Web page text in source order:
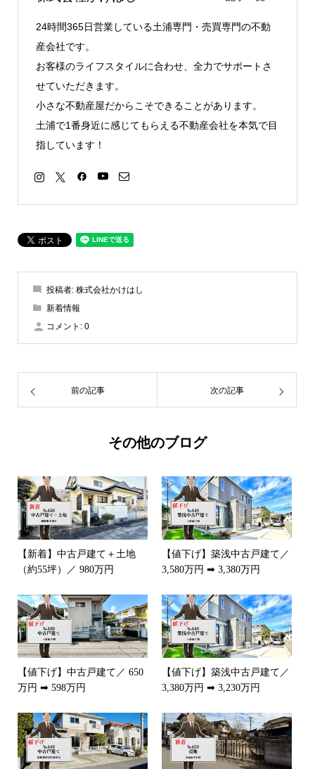
24時間365日営業している土浦専門・売買専門の不動
産会社です。
お客様のライフスタイルに合わせ、全力でサポートさ
せていただきます。
小さな不動産屋だからこそできることがあります。
土浦で1番身近に感じてもらえる不動産会社を本気で目
指しています！
投稿者: 株式会社かけはし
新着情報
コメント: 0
前の記事 次の記事
その他のブログ
【新着】中古戸建て＋土地
（約55坪）／ 980万円
【値下げ】築浅中古戸建て／
3,580万円 ➡ 3,380万円
【値下げ】中古戸建て／ 650
万円 ➡ 598万円
【値下げ】築浅中古戸建て／
3,380万円 ➡ 3,230万円